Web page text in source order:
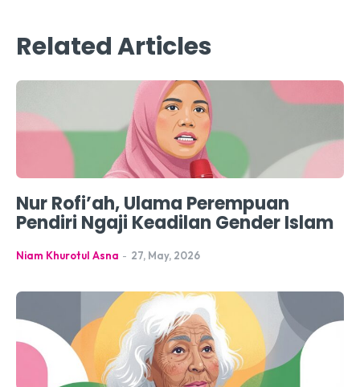
Related Articles
Nur Rofi’ah, Ulama Perempuan
Pendiri Ngaji Keadilan Gender Islam
Niam Khurotul Asna - 27, May, 2026